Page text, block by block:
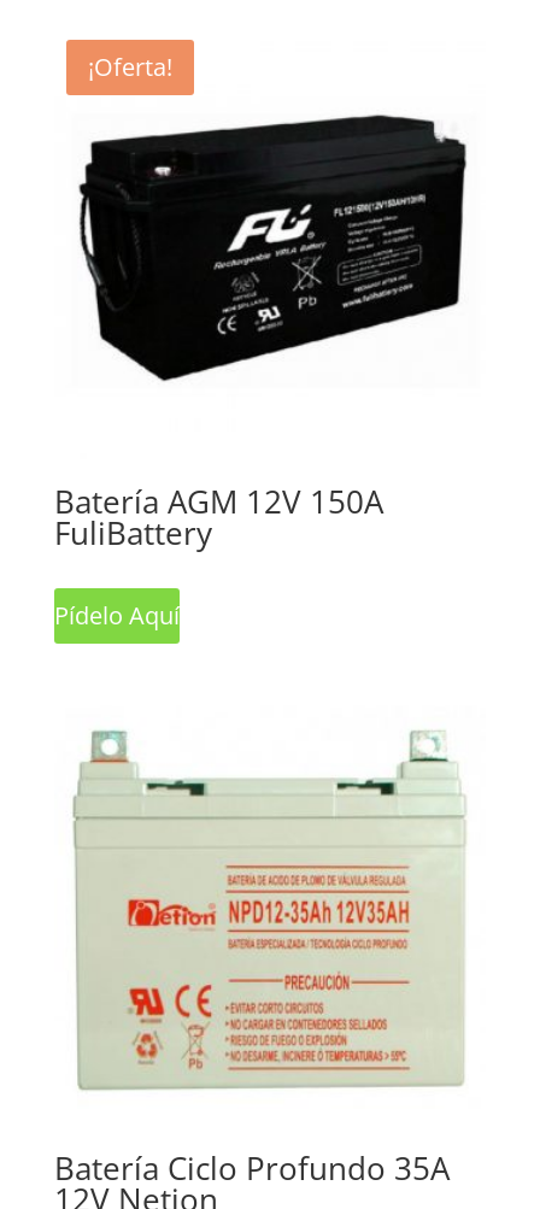
¡Oferta!
Batería AGM 12V 150A
FuliBattery
Pídelo Aquí
Batería Ciclo Profundo 35A
12V Netion